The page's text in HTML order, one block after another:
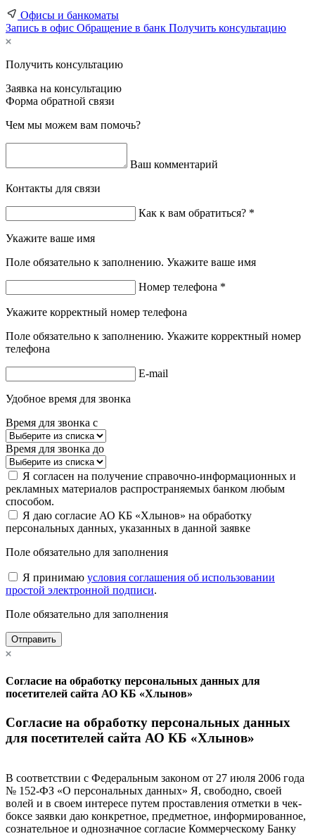
Офисы и банкоматы
Запись в офис Обращение в банк Получить консультацию
Получить консультацию
Заявка на консультацию
Форма обратной связи
Чем мы можем вам помочь?
Ваш комментарий
Контакты для связи
Как к вам обратиться? *
Укажите ваше имя
Поле обязательно к заполнению. Укажите ваше имя
Номер телефона *
Укажите корректный номер телефона
Поле обязательно к заполнению. Укажите корректный номер
телефона
E-mail
Удобное время для звонка
Время для звонка с
Время для звонка до
Я согласен на получение справочно-информационных и
рекламных материалов распространяемых банком любым
способом.
Я даю согласие АО КБ «Хлынов» на обработку
персональных данных, указанных в данной заявке
Поле обязательно для заполнения
Я принимаю условия соглашения об использовании
простой электронной подписи.
Поле обязательно для заполнения
Отправить
Согласие на обработку персональных данных для
посетителей сайта АО КБ «Хлынов»
Согласие на обработку персональных данных
для посетителей сайта АО КБ «Хлынов»
В соответствии с Федеральным законом от 27 июля 2006 года
№ 152-ФЗ «О персональных данных» Я, свободно, своей
волей и в своем интересе путем проставления отметки в чек-
боксе заявки даю конкретное, предметное, информированное,
сознательное и однозначное согласие Коммерческому Банку